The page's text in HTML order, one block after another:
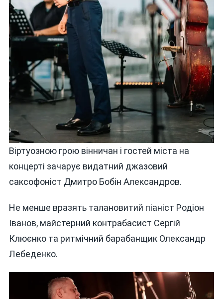
Віртуозною грою вінничан і гостей міста на
концерті зачарує видатний джазовий
саксофоніст Дмитро Бобін Александров.
Не менше вразять талановитий піаніст Родіон
Іванов, майстерний контрабасист Сергій
Клюєнко та ритмічний барабанщик Олександр
Лебеденко.